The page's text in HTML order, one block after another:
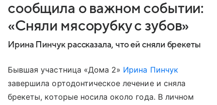
сообщила о важном событии:
«Сняли мясорубку с зубов»
Ирина Пинчук рассказала, что ей сняли брекеты
Бывшая участница «Дома 2» Ирина Пинчук
завершила ортодонтическое лечение и сняла
брекеты, которые носила около года. В личном